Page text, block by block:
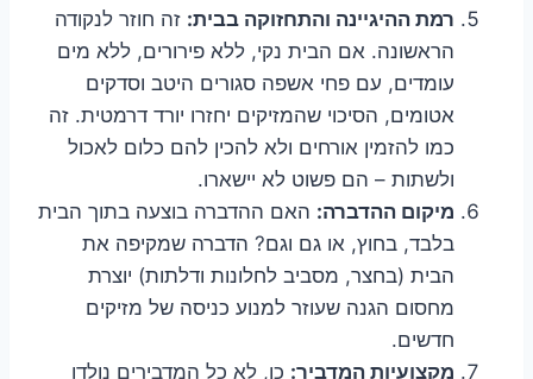
רמת ההיגיינה והתחזוקה בבית: זה חוזר לנקודה
הראשונה. אם הבית נקי, ללא פירורים, ללא מים
עומדים, עם פחי אשפה סגורים היטב וסדקים
אטומים, הסיכוי שהמזיקים יחזרו יורד דרמטית. זה
כמו להזמין אורחים ולא להכין להם כלום לאכול
ולשתות – הם פשוט לא יישארו.
מיקום ההדברה: האם ההדברה בוצעה בתוך הבית
בלבד, בחוץ, או גם וגם? הדברה שמקיפה את
הבית (בחצר, מסביב לחלונות ודלתות) יוצרת
מחסום הגנה שעוזר למנוע כניסה של מזיקים
חדשים.
מקצועיות המדביר: כן, לא כל המדבירים נולדו